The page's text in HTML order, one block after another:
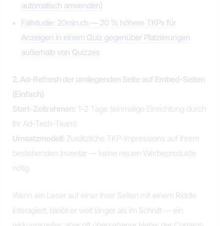
automatisch anwenden)
Fallstudie: 20min.ch — 20 % höhere TKPs für
Anzeigen in einem Quiz gegenüber Platzierungen
außerhalb von Quizzes
2. Ad-Refresh der umliegenden Seite auf Embed-Seiten
(Einfach)
Start-Zeitrahmen: 1–2 Tage (einmalige Einrichtung durch
Ihr Ad-Tech-Team)
Umsatzmodell: Zusätzliche TKP-Impressions auf Ihrem
bestehenden Inventar — keine neuen Werbeprodukte
nötig
Wenn ein Leser auf einer Ihrer Seiten mit einem Riddle
interagiert, bleibt er weit länger als im Schnitt — ein